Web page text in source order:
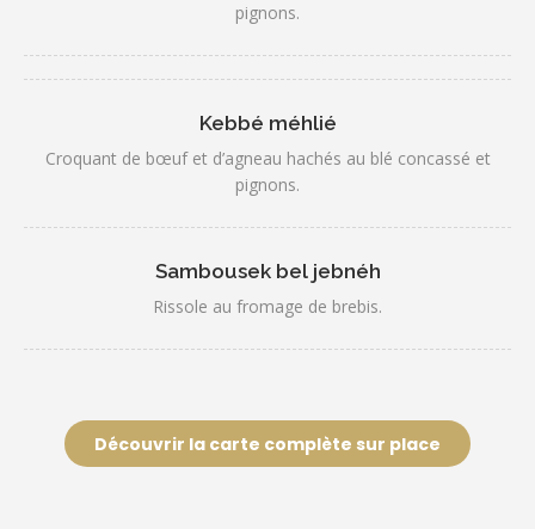
pignons.
Kebbé méhlié
Croquant de bœuf et d’agneau hachés au blé concassé et
pignons.
Sambousek bel jebnéh
Rissole au fromage de brebis.
Découvrir la carte complète sur place